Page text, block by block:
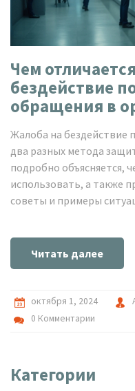
Чем
бездействие
обращения в
Жалоба на бездействие
два разных метода
подробно объясняется,
использовать, а также
советы и примеры
нарушениях со стороны
Читать далее
октября 1, 2024
0 Комментарии
Категории